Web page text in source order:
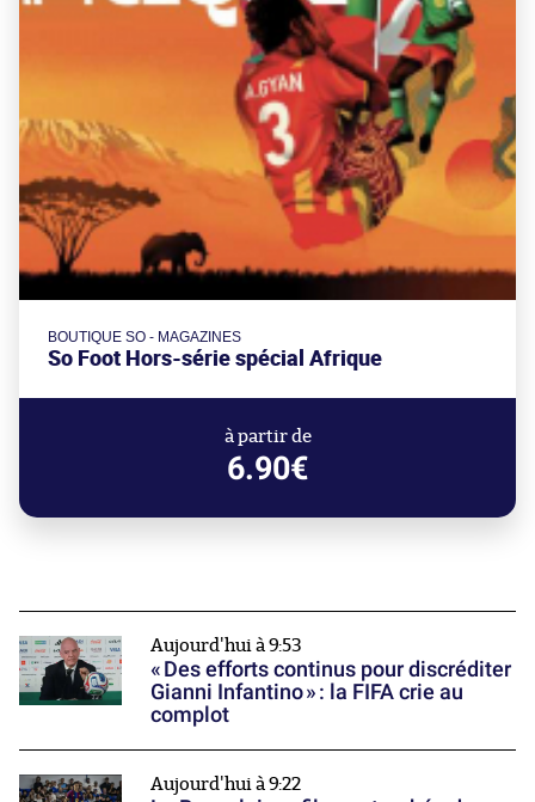
BOUTIQUE SO - MAGAZINES
So Foot Hors-série spécial Afrique
à partir de
6.90€
Aujourd'hui à 9:53
« Des efforts continus pour discréditer
Gianni Infantino » : la FIFA crie au
complot
Aujourd'hui à 9:22